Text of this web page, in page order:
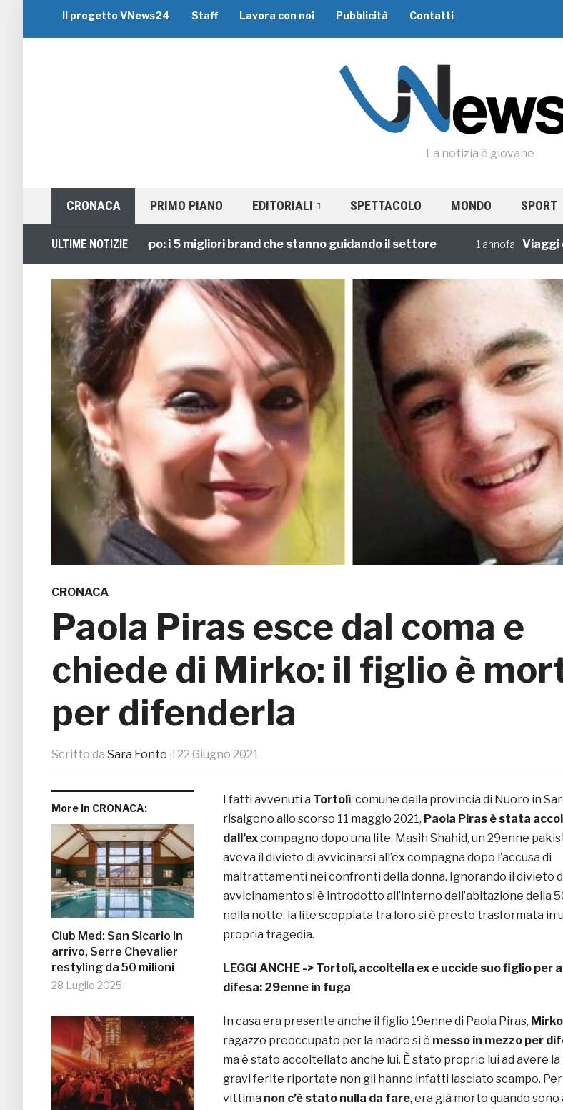
Il progetto VNews24 Staff Lavora con noi Pubblicità Contatti
La notizia è giovane
CRONACA PRIMO PIANO EDITORIALI SPETTACOLO MONDO SPORT
ULTIME NOTIZIE
Viaggi di Gruppo: i 5 migliori brand che stanno guidando il settore 1 annofa Viaggi di
CRONACA
Paola Piras esce dal coma e
chiede di Mirko: il figlio è
per difenderla
Scritto da Sara Fonte il 22 Giugno 2021
More in CRONACA:
Club Med: San Sicario in
arrivo, Serre Chevalier
restyling da 50 milioni
28 Luglio 2025
I fatti avvenuti a Tortolì, comune della provincia di Nuoro in
risalgono allo scorso 11 maggio 2021, Paola Piras è stata
dall’excompagno dopo una lite. Masih Shahid, un 29enne
aveva il divieto di avvicinarsi all’ex compagna dopo l’accusa di
maltrattamenti nei confronti della donna. Ignorando il divieto
avvicinamento si è introdotto all’interno dell’abitazione della
nella notte, la lite scoppiata tra loro si è presto trasformata in
propria tragedia.
LEGGI ANCHE -> Tortolì, accoltella ex e uccide suo figlio per
difesa: 29enne in fuga
In casa era presente anche il figlio 19enne di Paola Piras,
ragazzo preoccupato per la madre si è messo in mezzo per
ma è stato accoltellato anche lui. È stato proprio lui ad avere la
gravi ferite riportate non gli hanno infatti lasciato scampo.
vittima non c’è stato nulla da fare, era già morto quando